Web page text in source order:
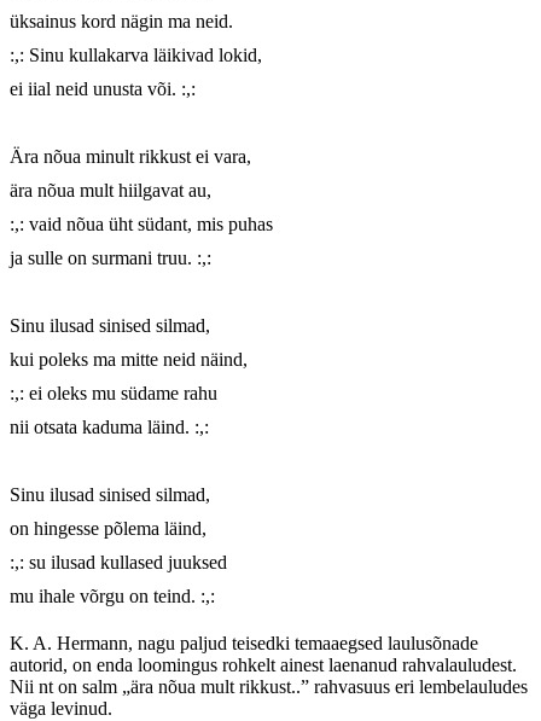
üksainus kord nägin ma neid.
:,: Sinu kullakarva läikivad lokid,
ei iial neid unusta või. :,:
Ära nõua minult rikkust ei vara,
ära nõua mult hiilgavat au,
:,: vaid nõua üht südant, mis puhas
ja sulle on surmani truu. :,:
Sinu ilusad sinised silmad,
kui poleks ma mitte neid näind,
:,: ei oleks mu südame rahu
nii otsata kaduma läind. :,:
Sinu ilusad sinised silmad,
on hingesse põlema läind,
:,: su ilusad kullased juuksed
mu ihale võrgu on teind. :,:
K. A. Hermann, nagu paljud teisedki temaaegsed laulusõnade
autorid, on enda loomingus rohkelt ainest laenanud rahvalauludest.
Nii nt on salm „ära nõua mult rikkust..” rahvasuus eri lembelauludes
väga levinud.